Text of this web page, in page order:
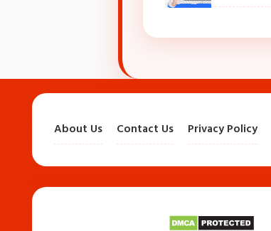
About Us Contact Us Privacy Policy